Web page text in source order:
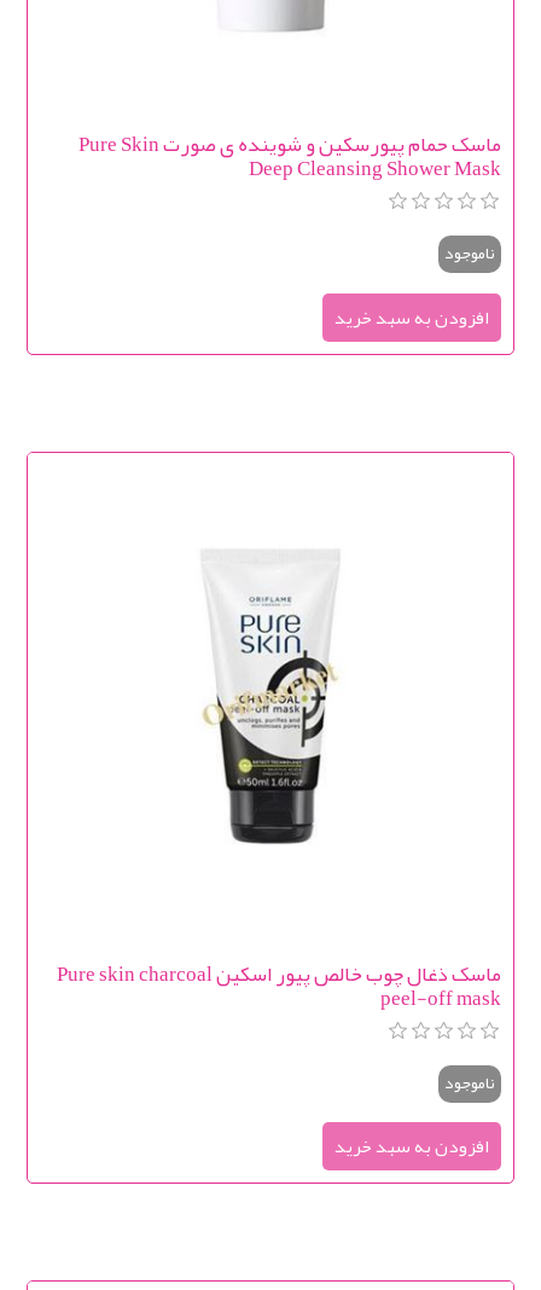
ماسک حمام پیورسکین و شوینده ی صورت Pure Skin
Deep Cleansing Shower Mask
ناموجود
ماسک ذغال چوب خالص پیور اسکین Pure skin charcoal
peel-off mask
ناموجود